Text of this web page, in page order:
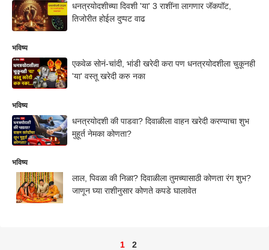
धनत्रयोदशीच्या दिवशी 'या' 3 राशींना लागणार जॅकपॉट,
तिजोरीत होईल दुप्पट वाढ
भविष्य
एकवेळ सोनं-चांदी, भांडी खरेदी करा पण धनत्रयोदशीला चुकूनही
'या' वस्तू खरेदी करु नका
भविष्य
धनत्रयोदशी की पाडवा? दिवाळीला वाहन खरेदी करण्याचा शुभ
मुहूर्त नेमका कोणता?
भविष्य
लाल, पिवळा की निळा? दिवाळीला तुमच्यासाठी कोणता रंग शुभ?
जाणून घ्या राशीनुसार कोणते कपडे घालावेत
1 2